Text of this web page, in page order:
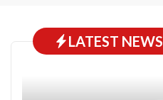
LATEST NEWS